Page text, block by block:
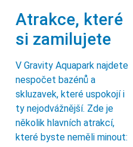
Atrakce, které
si zamilujete
V Gravity Aquapark najdete
nespočet bazénů a
skluzavek, které uspokojí i
ty nejodvážnější. Zde je
několik hlavních atrakcí,
které byste neměli minout: